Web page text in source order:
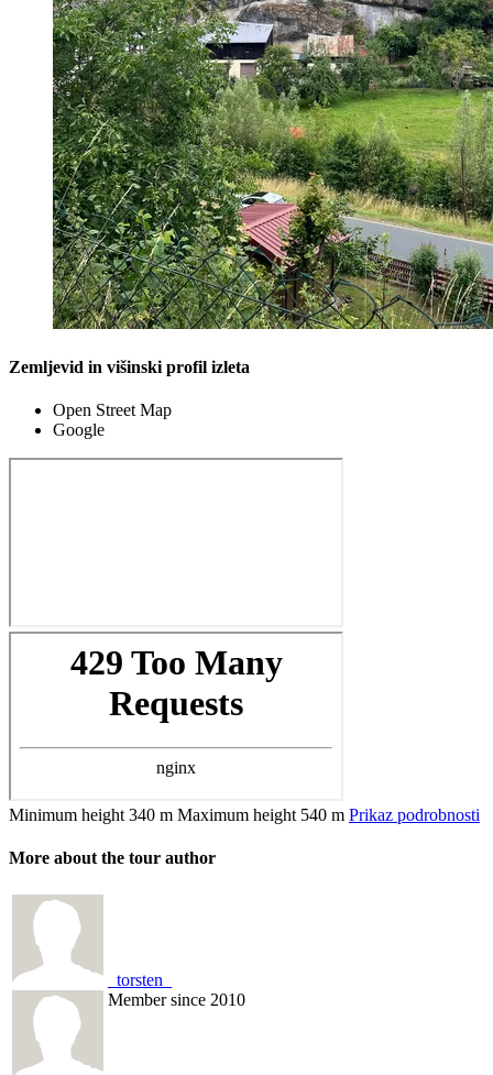
Zemljevid in višinski profil izleta
Open Street Map
Google
Minimum height 340 m Maximum height 540 m Prikaz podrobnosti
More about the tour author
_torsten_
Member since 2010